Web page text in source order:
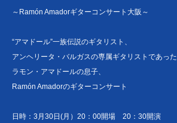
～Ramón Amadorギターコンサート大阪～
“アマドール”一族伝説のギタリスト、
アンヘリータ・バルガスの専属ギタリストであった
ラモン・アマドールの息子、
Ramón Amadorのギターコンサート
日時：3月30日(月）20：00開場 20：30開演